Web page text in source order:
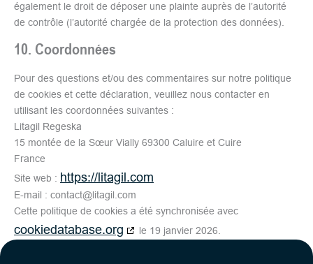
également le droit de déposer une plainte auprès de l’autorité
de contrôle (l’autorité chargée de la protection des données).
10. Coordonnées
Pour des questions et/ou des commentaires sur notre politique
de cookies et cette déclaration, veuillez nous contacter en
utilisant les coordonnées suivantes :
Litagil Regeska
15 montée de la Sœur Vially 69300 Caluire et Cuire
France
Site web : https://litagil.com
E-mail : contact@litagil.com
Cette politique de cookies a été synchronisée avec
cookiedatabase.org le 19 janvier 2026.